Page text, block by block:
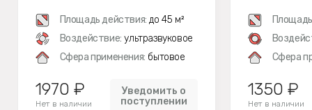
Площадь действия: до 45 м²
Воздействие: ультразвуковое
Сфера применения: бытовое
1970 ₽
Нет в наличии
Уведомить о
поступлении
Сфера
1350 ₽
Нет в наличии